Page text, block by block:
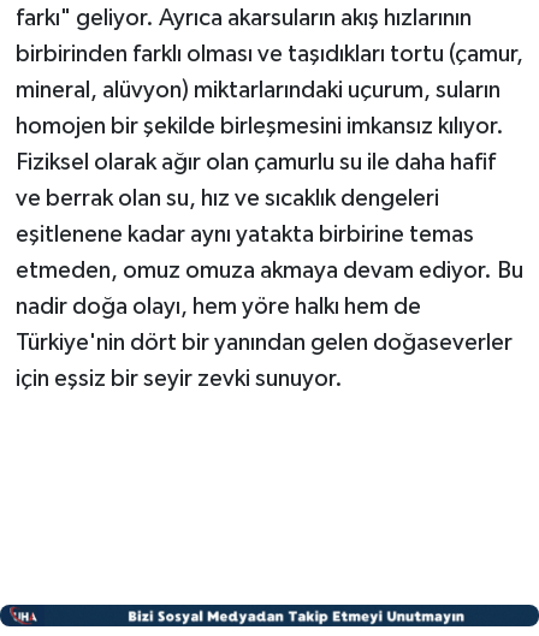
farkı" geliyor. Ayrıca akarsuların akış hızlarının
birbirinden farklı olması ve taşıdıkları tortu (çamur,
mineral, alüvyon) miktarlarındaki uçurum, suların
homojen bir şekilde birleşmesini imkansız kılıyor.
Fiziksel olarak ağır olan çamurlu su ile daha hafif
ve berrak olan su, hız ve sıcaklık dengeleri
eşitlenene kadar aynı yatakta birbirine temas
etmeden, omuz omuza akmaya devam ediyor. Bu
nadir doğa olayı, hem yöre halkı hem de
Türkiye'nin dört bir yanından gelen doğaseverler
için eşsiz bir seyir zevki sunuyor.